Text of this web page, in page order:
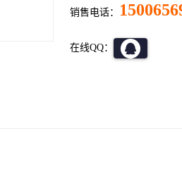
销售电话：
在线QQ：